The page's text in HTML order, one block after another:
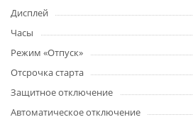
Дисплей
Часы
Режим «Отпуск»
Отсрочка старта
Защитное отключение
Автоматическое отключение